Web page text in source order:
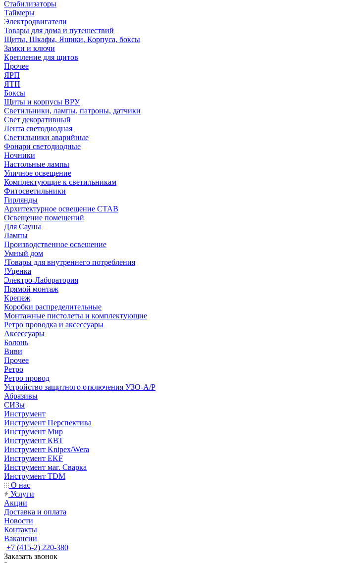
Стабилизаторы
Таймеры
Электродвигатели
Товары для дома и путешествий
Щиты, Шкафы, Ящики, Корпуса, боксы
Замки и ключи
Крепление для щитов
Прочее
ЯРП
ЯТП
Боксы
Щиты и корпусы ВРУ
Светильники, лампы, патроны, датчики
Свет декоративный
Лента светодиодная
Светильники аварийные
Фонари светодиодные
Ночники
Настольные лампы
Уличное освещение
Комплектующие к светильникам
Фитосветильники
Гирлянды
Архитектурное освещение СТАВ
Освещение помещений
Для Сауны
Лампы
Производственное освешение
Умный дом
!Товары для внутреннего потребления
!Уценка
Электро-Лаборатория
Прямой монтаж
Крепеж
Коробки распределительные
Монтажные пистолеты и комплектующие
Ретро проводка и аксессуары
Аксессуары
Болонь
Виви
Прочее
Ретро
Ретро провод
Устройство защитного отключения УЗО-А/Р
Абразивы
СИЗы
Инструмент
Инструмент Перспектива
Инструмент Мир
Инструмент КВТ
Инструмент Knipex/Wera
Инструмент EKF
Инструмент маг. Сварка
Инструмент TDM
О нас
Услуги
Акции
Доставка и оплата
Новости
Контакты
Вакансии
+7 (415-2) 220-380
Заказать звонок